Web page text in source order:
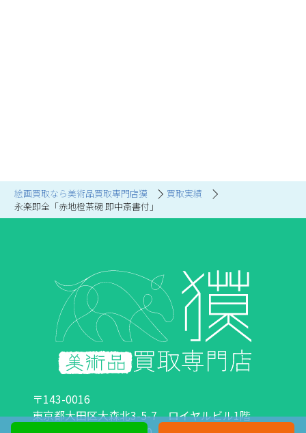
絵画買取なら美術品買取専門店獏
買取実績
永楽即全「赤地橙茶碗 即中斎書付」
〒143-0016
東京都大田区大森北3-5-7 ロイヤルビル1階